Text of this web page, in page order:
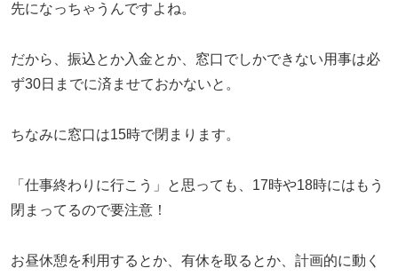
先になっちゃうんですよね。
だから、振込とか入金とか、窓口でしかできない用事は必
ず30日までに済ませておかないと。
ちなみに窓口は15時で閉まります。
「仕事終わりに行こう」と思っても、17時や18時にはもう
閉まってるので要注意！
お昼休憩を利用するとか、有休を取るとか、計画的に動く